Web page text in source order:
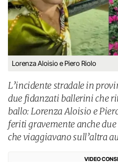
Lorenza Aloisio e Piero Riolo
L’incidente stradale in
due fidanzati ballerini che
ballo: Lorenza Aloisio e
feriti gravemente anche
che viaggiavano sull’altra
VIDEO